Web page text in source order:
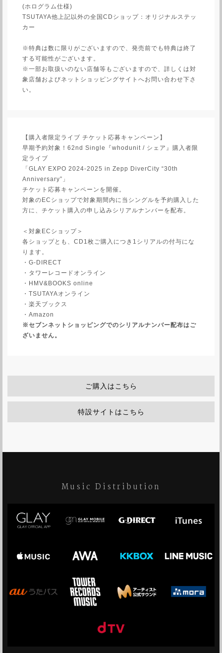
(ホログラム仕様)
TSUTAYA他上記以外の全国CDショップ：オリジナルステッ
カー
※特典は数に限りがございますので、発売前でも特典は終了
する可能性がございます。
※一部お取扱いのない店舗等もございますので、詳しくは対
象店舗およびネットショッピングサイトへお問い合わせ下さ
い。
【購入者限定ライブ チケット応募キャンペーン】
早期予約対象！62nd Single『whodunit / シェア』購入者限
定ライブ
「GLAY EXPO 2024-2025 in Zepp DiverCity “30th
Anniversary”」
チケット応募キャンペーンを開催。
対象のECショップで対象期間内に当シングルを予約購入した
方に、チケット購入の申し込みシリアルナンバーを配布。
＜対象ECショップ＞
各ショップとも、CD1枚ご購入につき1シリアルの付与にな
ります。
・G-DIRECT
・タワーレコードオンライン
・HMV&BOOKS online
・TSUTAYAオンライン
・楽天ブックス
・Amazon
※セブンネットショッピングでのシリアルナンバー配布はご
ざいません。
ご購入はこちら
特設サイトはこちら
Music Distribution